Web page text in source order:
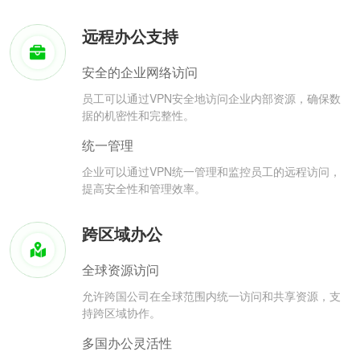
远程办公支持
安全的企业网络访问
员工可以通过VPN安全地访问企业内部资源，确保数
据的机密性和完整性。
统一管理
企业可以通过VPN统一管理和监控员工的远程访问，
提高安全性和管理效率。
跨区域办公
全球资源访问
允许跨国公司在全球范围内统一访问和共享资源，支
持跨区域协作。
多国办公灵活性